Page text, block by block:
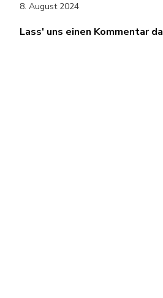
8. August 2024
Lass' uns einen Kommentar da